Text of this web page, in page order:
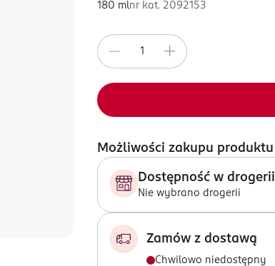
180 mlnr kat. 2092153
Możliwości zakupu produktu
Dostępność w drogerii
Nie wybrano drogerii
Zamów z dostawą
Chwilowo niedostępny